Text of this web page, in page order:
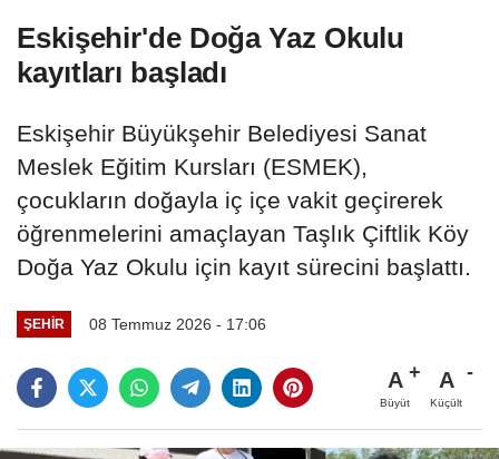
Eskişehir'de Doğa Yaz Okulu
kayıtları başladı
Eskişehir Büyükşehir Belediyesi Sanat
Meslek Eğitim Kursları (ESMEK),
çocukların doğayla iç içe vakit geçirerek
öğrenmelerini amaçlayan Taşlık Çiftlik Köy
Doğa Yaz Okulu için kayıt sürecini başlattı.
ŞEHIR 08 Temmuz 2026 - 17:06
A
Büyüt
A
Küçült